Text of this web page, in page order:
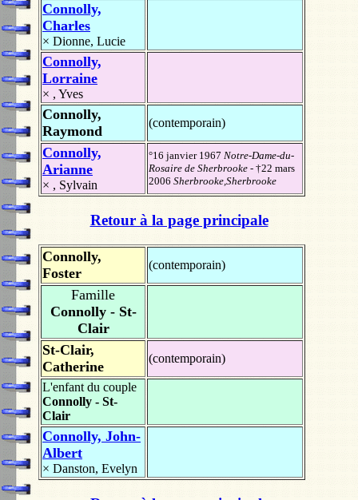
Connolly,
Charles
× Dionne, Lucie
Connolly,
Lorraine
× , Yves
Connolly,
Raymond
(contemporain)
Connolly,
Arianne
× , Sylvain
°16 janvier 1967 Notre-Dame-du-
Rosaire de Sherbrooke - †22 mars
2006 Sherbrooke,Sherbrooke
Retour à la page principale
Connolly,
Foster
(contemporain)
Famille
Connolly - St-
Clair
St-Clair,
Catherine
(contemporain)
L'enfant du couple
Connolly - St-
Clair
Connolly, John-
Albert
× Danston, Evelyn